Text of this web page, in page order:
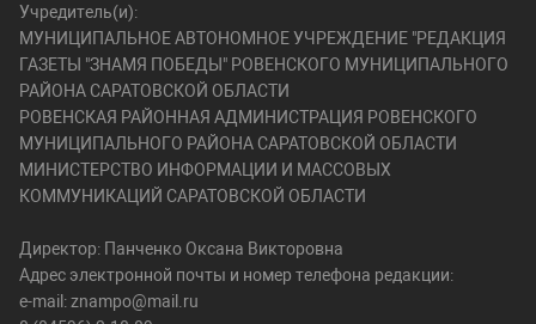
Учредитель(и):
МУНИЦИПАЛЬНОЕ АВТОНОМНОЕ УЧРЕЖДЕНИЕ "РЕДАКЦИЯ
ГАЗЕТЫ "ЗНАМЯ ПОБЕДЫ" РОВЕНСКОГО МУНИЦИПАЛЬНОГО
РАЙОНА САРАТОВСКОЙ ОБЛАСТИ
РОВЕНСКАЯ РАЙОННАЯ АДМИНИСТРАЦИЯ РОВЕНСКОГО
МУНИЦИПАЛЬНОГО РАЙОНА САРАТОВСКОЙ ОБЛАСТИ
МИНИСТЕРСТВО ИНФОРМАЦИИ И МАССОВЫХ
КОММУНИКАЦИЙ САРАТОВСКОЙ ОБЛАСТИ
Директор: Панченко Оксана Викторовна
Адрес электронной почты и номер телефона редакции:
e-mail: znampo@mail.ru